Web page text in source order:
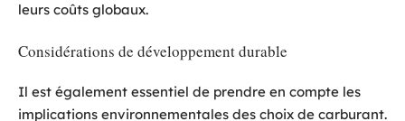
leurs coûts globaux.
Considérations de développement durable
Il est également essentiel de prendre en compte les
implications environnementales des choix de carburant.